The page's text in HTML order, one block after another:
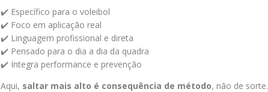
✔️ Específico para o voleibol
✔️ Foco em aplicação real
✔️ Linguagem profissional e direta
✔️ Pensado para o dia a dia da quadra
✔️ Integra performance e prevenção
Aqui, saltar mais alto é consequência de método, não de sorte.